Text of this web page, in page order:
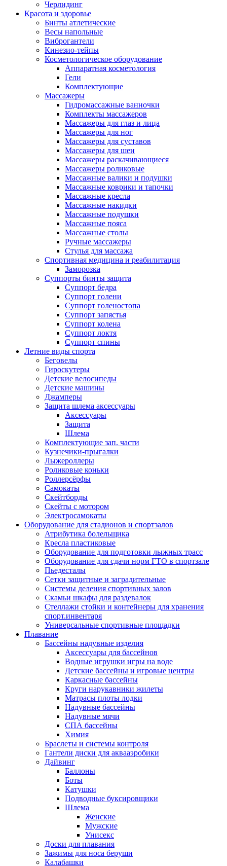
Черлидинг
Красота и здоровье
Бинты атлетические
Весы напольные
Виброгантели
Кинезио-тейпы
Косметологическое оборудование
Аппаратная косметология
Гели
Комплектующие
Массажеры
Гидромассажные ванночки
Комплекты массажеров
Массажеры для глаз и лица
Массажеры для ног
Массажеры для суставов
Массажеры для шеи
Массажеры раскачивающиеся
Массажеры роликовые
Массажные валики и подушки
Массажные коврики и тапочки
Массажные кресла
Массажные накидки
Массажные подушки
Массажные пояса
Массажные столы
Ручные массажеры
Стулья для массажа
Спортивная медицина и реабилитация
Заморозка
Суппорты бинты защита
Суппорт бедра
Суппорт голени
Суппорт голеностопа
Суппорт запястья
Суппорт колена
Суппорт локтя
Суппорт спины
Летние виды спорта
Беговелы
Гироскутеры
Детские велосипеды
Детские машины
Джамперы
Защита шлема аксессуары
Аксессуары
Защита
Шлема
Комплектующие зап. части
Кузнечики-прыгалки
Лыжероллеры
Роликовые коньки
Роллерсёрфы
Самокаты
Скейтборды
Скейты с мотором
Электросамокаты
Оборудование для стадионов и спортзалов
Атрибутика болельщика
Кресла пластиковые
Оборудование для подготовки лыжных трасс
Оборудование для сдачи норм ГТО в спортзале
Пьедесталы
Сетки защитные и заградительные
Системы деления спортивных залов
Скамьи шкафы для раздевалок
Стеллажи стойки и контейнеры для хранения
спорт.инвентаря
Универсальные спортивные площадки
Плавание
Бассейны надувные изделия
Аксессуары для бассейнов
Водные игрушки игры на воде
Детские бассейны и игровые центры
Каркасные бассейны
Круги нарукавники жилеты
Матрасы плоты лодки
Надувные бассейны
Надувные мячи
СПА бассейны
Химия
Браслеты и системы контроля
Гантели диски для аквааэробики
Дайвинг
Баллоны
Боты
Катушки
Подводные буксировщики
Шлема
Женские
Мужские
Унисекс
Доски для плавания
Зажимы для носа беруши
Калабашки